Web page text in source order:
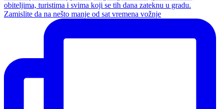
Zamislite da na nešto manje od sat vremena vožnje